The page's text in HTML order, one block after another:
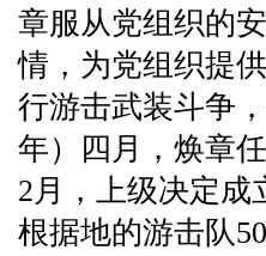
章服从党组织的
情，为党组织提
行游击武装斗争
年）四月，焕章
2月，上级决定成
根据地的游击队